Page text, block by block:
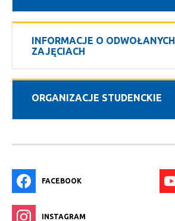
INFORMACJE O ODWOŁANYCH
ZAJĘCIACH
ORGANIZACJE STUDENCKIE
FACEBOOK
INSTAGRAM